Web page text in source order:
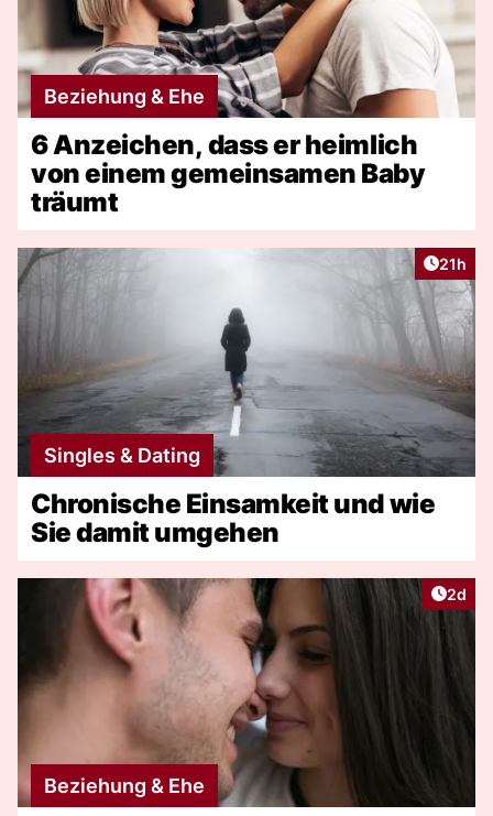
Beziehung & Ehe
6 Anzeichen, dass er heimlich
von einem gemeinsamen Baby
träumt
Artikel
21h
Singles & Dating
Chronische Einsamkeit und wie
Sie damit umgehen
2d
Beziehung & Ehe